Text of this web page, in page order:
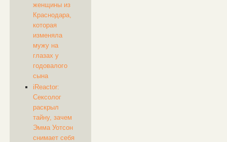
женщины из
Краснодара,
которая
изменяла
мужу на
глазах у
годовалого
сына
iReactor:
Сексолог
раскрыл
тайну, зачем
Эмма Уотсон
снимает себя